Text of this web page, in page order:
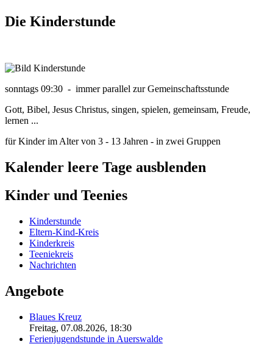
Die Kinderstunde
sonntags 09:30 - immer parallel zur Gemeinschaftsstunde
Gott, Bibel, Jesus Christus, singen, spielen, gemeinsam, Freude,
lernen ...
für Kinder im Alter von 3 - 13 Jahren - in zwei Gruppen
Kalender leere Tage ausblenden
Kinder und Teenies
Kinderstunde
Eltern-Kind-Kreis
Kinderkreis
Teeniekreis
Nachrichten
Angebote
Blaues Kreuz
Freitag, 07.08.2026, 18:30
Ferienjugendstunde in Auerswalde